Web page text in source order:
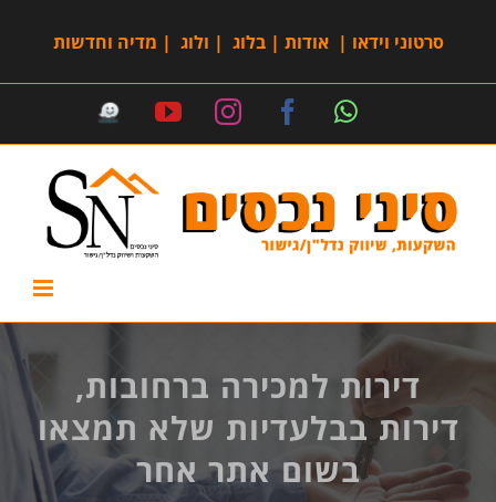
סרטוני וידאו |אודות |בלוג | ולוג | מדיה וחדשות
דירות למכירה ברחובות,
דירות בבלעדיות שלא תמצאו
בשום אתר אחר